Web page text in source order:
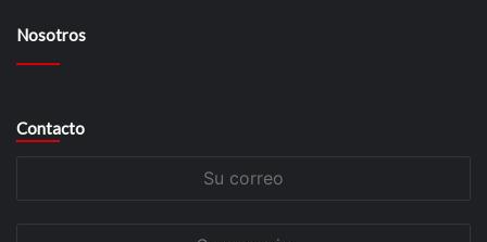
Nosotros
Contacto